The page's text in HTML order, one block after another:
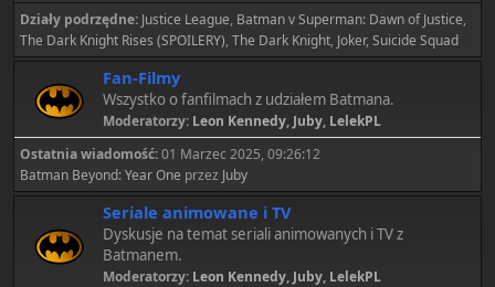
Działy podrzędne Justice League Batman v Superman: Dawn of Justice
The Dark Knight Rises (SPOILERY) The Dark Knight Joker Suicide Squad
Fan-Filmy
Wszystko o fanfilmach z udziałem Batmana.
Moderatorzy: Leon Kennedy, Juby, LelekPL
Ostatnia wiadomość:01 Marzec 2025, 09:26:12
Batman Beyond: Year One przez Juby
Seriale animowane i TV
Dyskusje na temat seriali animowanych i TV z
Batmanem.
Moderatorzy: Leon Kennedy, Juby, LelekPL